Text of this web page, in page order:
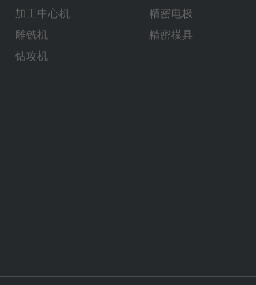
加工中心机
雕铣机
钻攻机
精密电极
精密模具